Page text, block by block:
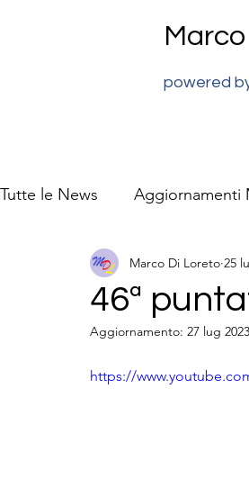
powered
Tutte le News Aggiornamenti
previsioni meteo Super J
46ª
Marco Di Loreto 25
Aggiornamento: 27 lug 2023
https://